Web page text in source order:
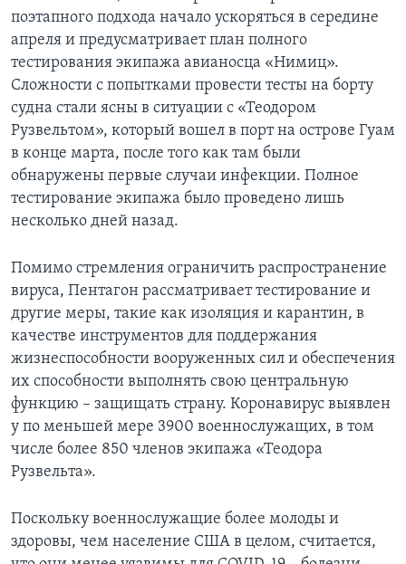
поэтапного подхода начало ускоряться в середине
апреля и предусматривает план полного
тестирования экипажа авианосца «Нимиц».
Сложности с попытками провести тесты на борту
судна стали ясны в ситуации с «Теодором
Рузвельтом», который вошел в порт на острове Гуам
в конце марта, после того как там были
обнаружены первые случаи инфекции. Полное
тестирование экипажа было проведено лишь
несколько дней назад.
Помимо стремления ограничить распространение
вируса, Пентагон рассматривает тестирование и
другие меры, такие как изоляция и карантин, в
качестве инструментов для поддержания
жизнеспособности вооруженных сил и обеспечения
их способности выполнять свою центральную
функцию – защищать страну. Коронавирус выявлен
у по меньшей мере 3900 военнослужащих, в том
числе более 850 членов экипажа «Теодора
Рузвельта».
Поскольку военнослужащие более молоды и
здоровы, чем население США в целом, считается,